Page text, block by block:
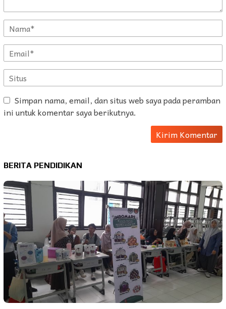
Simpan nama, email, dan situs web saya pada peramban
ini untuk komentar saya berikutnya.
BERITA PENDIDIKAN